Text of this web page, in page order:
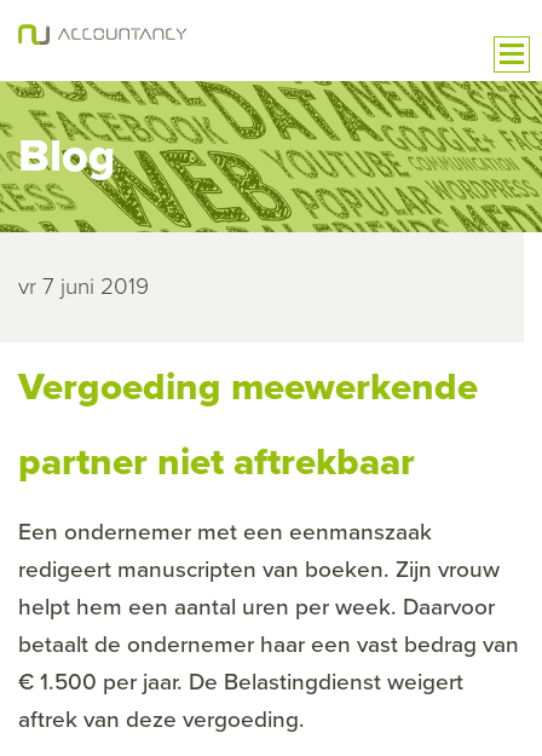
Blog
vr 7 juni 2019
Vergoeding meewerkende
partner niet aftrekbaar
Een ondernemer met een eenmanszaak
redigeert manuscripten van boeken. Zijn vrouw
helpt hem een aantal uren per week. Daarvoor
betaalt de ondernemer haar een vast bedrag van
€ 1.500 per jaar. De Belastingdienst weigert
aftrek van deze vergoeding.